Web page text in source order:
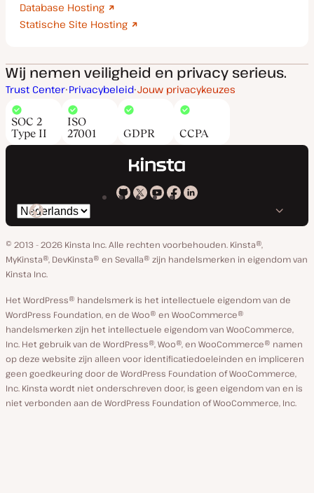
Database Hosting
Statische Site Hosting
Wij nemen veiligheid en privacy serieus.
Trust Center Privacybeleid Jouw privacykeuzes
SOC 2
Type II
ISO
27001
GDPR CCPA
Kinsta
GitHub
Kinsta
X
Kinsta
YouTube
Kinsta
Facebook
Kinsta
Linkedin
Selecteer
taal
© 2013 - 2026 Kinsta Inc. Alle rechten voorbehouden. Kinsta®,
MyKinsta®, DevKinsta® en Sevalla® zijn handelsmerken in eigendom van
Kinsta Inc.
Het WordPress® handelsmerk is het intellectuele eigendom van de
WordPress Foundation, en de Woo® en WooCommerce®
handelsmerken zijn het intellectuele eigendom van WooCommerce,
Inc. Het gebruik van de WordPress®, Woo®, en WooCommerce® namen
op deze website zijn alleen voor identificatiedoeleinden en impliceren
geen goedkeuring door de WordPress Foundation of WooCommerce,
Inc. Kinsta wordt niet onderschreven door, is geen eigendom van en is
niet verbonden aan de WordPress Foundation of WooCommerce, Inc.